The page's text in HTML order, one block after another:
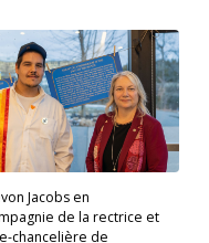
Jacobs en
de la rectrice et
chancelière de